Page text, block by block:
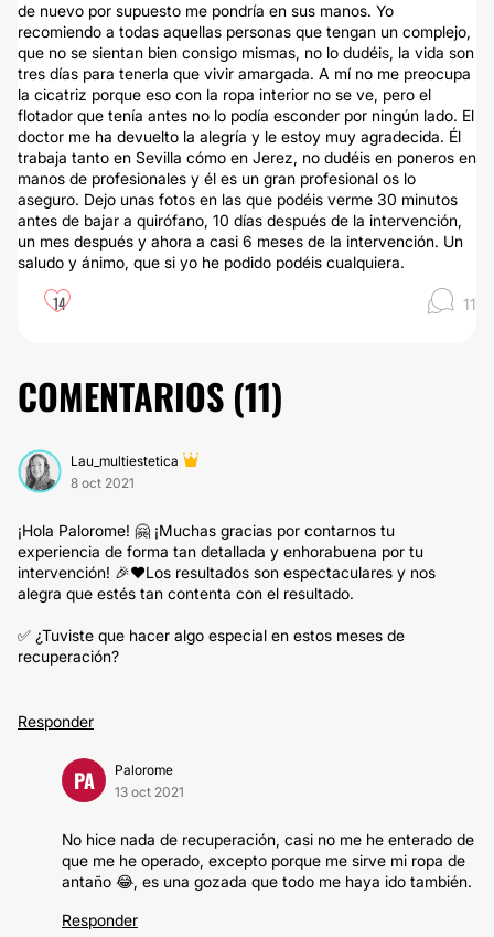
de nuevo por supuesto me pondría en sus manos. Yo
recomiendo a todas aquellas personas que tengan un complejo,
que no se sientan bien consigo mismas, no lo dudéis, la vida son
tres días para tenerla que vivir amargada. A mí no me preocupa
la cicatriz porque eso con la ropa interior no se ve, pero el
flotador que tenía antes no lo podía esconder por ningún lado. El
doctor me ha devuelto la alegría y le estoy muy agradecida. Él
trabaja tanto en Sevilla cómo en Jerez, no dudéis en poneros en
manos de profesionales y él es un gran profesional os lo
aseguro. Dejo unas fotos en las que podéis verme 30 minutos
antes de bajar a quirófano, 10 días después de la intervención,
un mes después y ahora a casi 6 meses de la intervención. Un
saludo y ánimo, que si yo he podido podéis cualquiera.
14 11
COMENTARIOS (11)
Lau_multiestetica
8 oct 2021
¡Hola Palorome! 🤗 ¡Muchas gracias por contarnos tu
experiencia de forma tan detallada y enhorabuena por tu
intervención! 🎉❤️Los resultados son espectaculares y nos
alegra que estés tan contenta con el resultado.
✅ ¿Tuviste que hacer algo especial en estos meses de
recuperación?
Responder
PA
Palorome
13 oct 2021
No hice nada de recuperación, casi no me he enterado de
que me he operado, excepto porque me sirve mi ropa de
antaño 😂, es una gozada que todo me haya ido también.
Responder